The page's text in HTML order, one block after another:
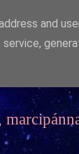
and